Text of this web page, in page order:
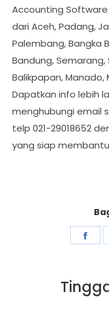
Accounting Software
dari Aceh, Padang,
Palembang, Bangka
Bandung, Semarang,
Balikpapan,
Dapatkan info lebih
menghubungi email
telp 021-29018652
yang siap